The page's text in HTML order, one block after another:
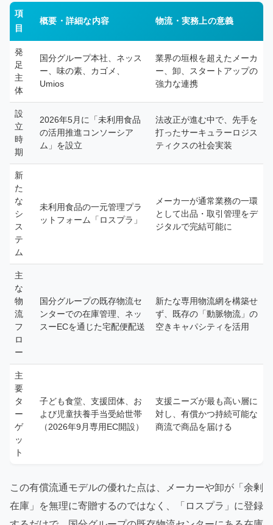
項
目
概要・詳細な内容 物流・実務上の意義
発
足
主
体
国分グループ本社、ネッス
ー、味の素、カゴメ、
Umios
業界の垣根を超えたメーカ
ー、卸、スタートアップの
強力な連携
設
立
時
期
2026年5月に「未利用食品
の活用推進コンソーシア
ム」を設立
法改正が進む中で、先手を
打ったサーキュラーロジス
ティクスの社会実装
新
た
な
シ
ス
テ
ム
未利用食品の一元管理プラ
ットフォーム「ロスプラ」
メーカ一が通常業務の一環
として出品・取引管理をデ
ジタルで完結可能に
主
な
物
流
フ
ロ
ー
国分グループの既存物流セ
ンターでの在庫管理、ネッ
スーECを通じた宅配便配送
新たな専用物流網を構築せ
ず、既存の「動脈物流」の
空きキャパシティを活用
主
要
タ
ー
ゲ
ッ
ト
子ども食堂、支援団体、お
よび児童扶養手当受給世帯
（2026年9月専用EC開設）
支援ニーズが最も高い層に
対し、有償かつ持続可能な
商流で商品を届ける
この有償流通モデルの優れた点は、メーカーや卸が「余剰
在庫」を無理に寄贈するのではなく、「ロスプラ」に登録